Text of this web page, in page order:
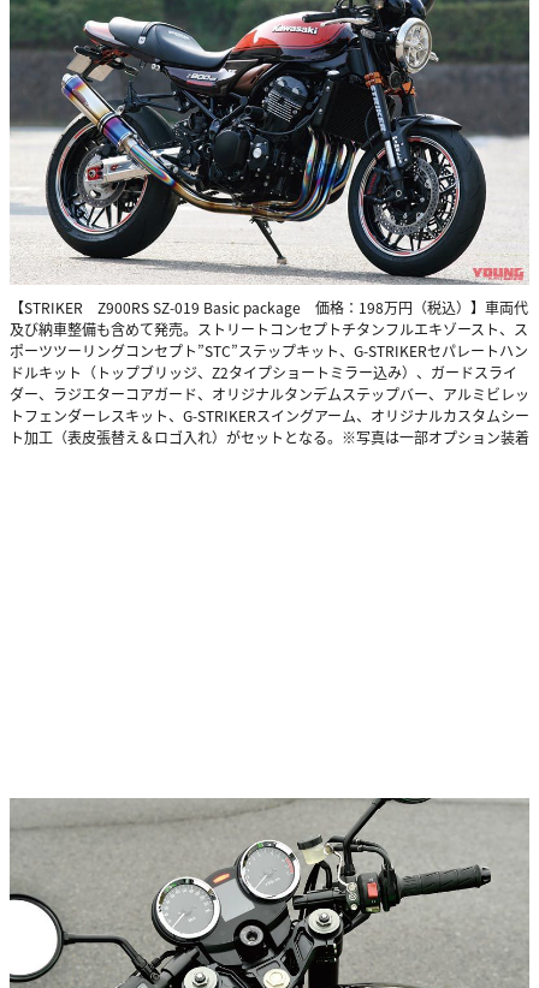
【STRIKER Z900RS SZ-019 Basic package 価格：198万円（税込）】車両代
及び納車整備も含めて発売。ストリートコンセプトチタンフルエキゾースト、ス
ポーツツーリングコンセプト”STC”ステップキット、G-STRIKERセパレートハン
ドルキット（トップブリッジ、Z2タイプショートミラー込み）、ガードスライ
ダー、ラジエターコアガード、オリジナルタンデムステップバー、アルミビレッ
トフェンダーレスキット、G-STRIKERスイングアーム、オリジナルカスタムシー
ト加工（表皮張替え＆ロゴ入れ）がセットとなる。※写真は一部オプション装着